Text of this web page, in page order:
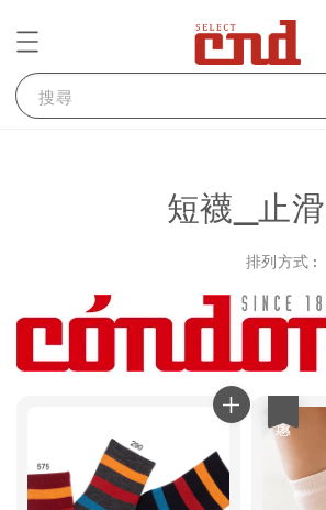
搜尋
短襪_止滑
排列方式 :